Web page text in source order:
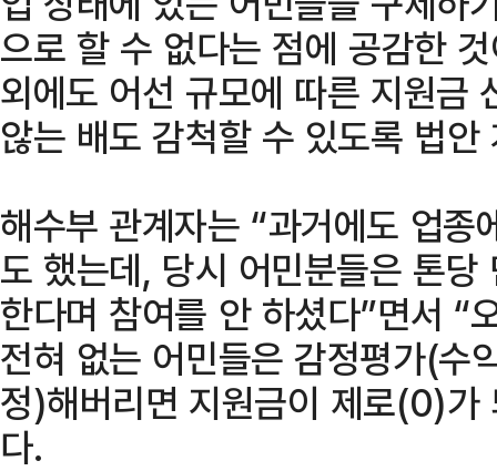
으로 할 수 없다는 점에 공감한
외에도 어선 규모에 따른 지원금
않는 배도 감척할 수 있도록 법
해수부 관계자는 “과거에도 업
도 했는데, 당시 어민분들은 톤
한다며 참여를 안 하셨다”면서 “
전혀 없는 어민들은 감정평가(수
정)해버리면 지원금이 제로(0)가
다.